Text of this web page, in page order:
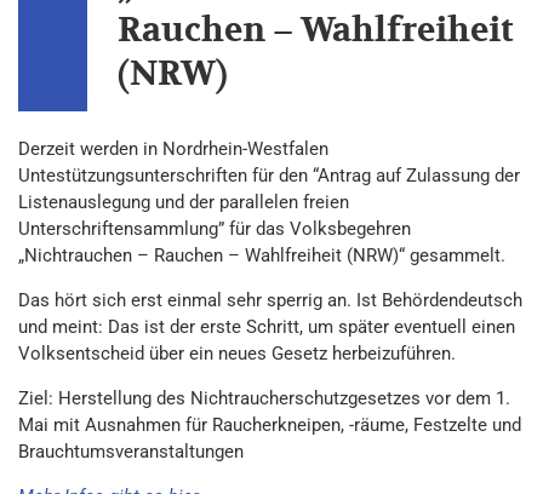
Rauchen – Wahlfreiheit
(NRW)
Derzeit werden in Nordrhein-Westfalen
Untestützungsunterschriften für den “Antrag auf Zulassung der
Listenauslegung und der parallelen freien
Unterschriftensammlung” für das Volksbegehren
„Nichtrauchen – Rauchen – Wahlfreiheit (NRW)“ gesammelt.
Das hört sich erst einmal sehr sperrig an. Ist Behördendeutsch
und meint: Das ist der erste Schritt, um später eventuell einen
Volksentscheid über ein neues Gesetz herbeizuführen.
Ziel: Herstellung des Nichtraucherschutzgesetzes vor dem 1.
Mai mit Ausnahmen für Raucherkneipen, -räume, Festzelte und
Brauchtumsveranstaltungen